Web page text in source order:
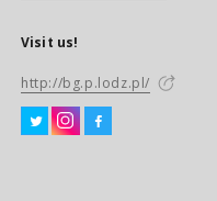
Visit us!
http://bg.p.lodz.pl/